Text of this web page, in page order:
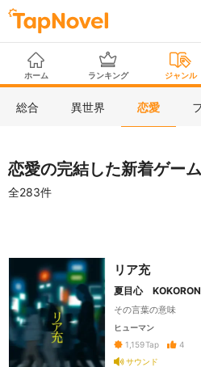
ホーム ランキング ジャンル
総合 異世界 恋愛
恋愛の完結した新着ゲー
全283件
リア充
夏目心
その言葉の意味
ヒューマン
1,159Tap
4
サウンド